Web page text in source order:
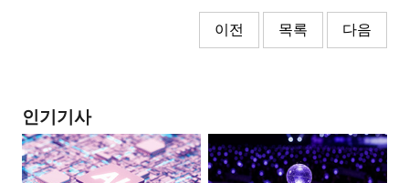
이전 목록 다음
인기기사